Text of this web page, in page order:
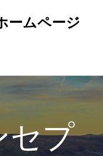
ームページ
セプ